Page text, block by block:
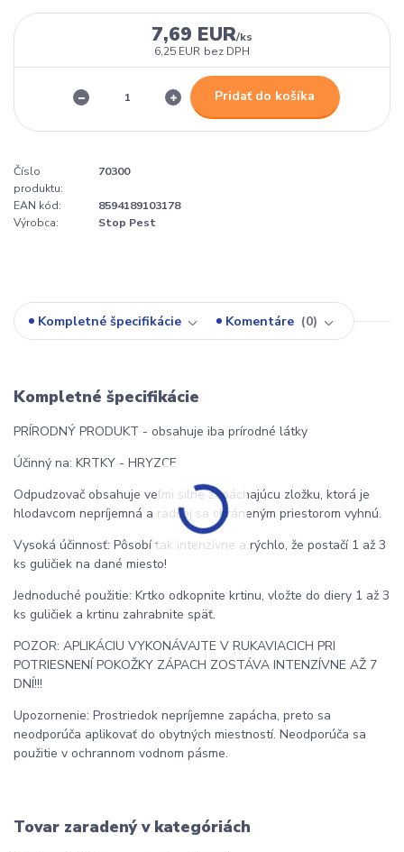
7,69 EUR/ks
6,25 EUR bez DPH
Pridať do košíka
Číslo
produktu:
70300
EAN kód:
8594189103178
Výrobca:
Stop Pest
Kompletné špecifikácie Komentáre 0
Kompletné špecifikácie
PRÍRODNÝ PRODUKT - obsahuje iba prírodné látky
Účinný na: KRTKY - HRYZCE
Odpudzovač obsahuje veľmi silne zapáchajúcu zložku, ktorá je
hlodavcom nepríjemná a radšej sa chráneným priestorom vyhnú.
Vysoká účinnosť: Pôsobí tak intenzívne a rýchlo, že postačí 1 až 3
ks guličiek na dané miesto!
Jednoduché použitie: Krtko odkopnite krtinu, vložte do diery 1 až 3
ks guličiek a krtinu zahrabnite späť.
POZOR: APLIKÁCIU VYKONÁVAJTE V RUKAVIACICH PRI
POTRIESNENÍ POKOŽKY ZÁPACH ZOSTÁVA INTENZÍVNE AŽ 7
DNÍ!!!
Upozornenie: Prostriedok nepríjemne zapácha, preto sa
neodporúča aplikovať do obytných miestností. Neodporúča sa
použitie v ochrannom vodnom pásme.
Tovar zaradený v kategóriách